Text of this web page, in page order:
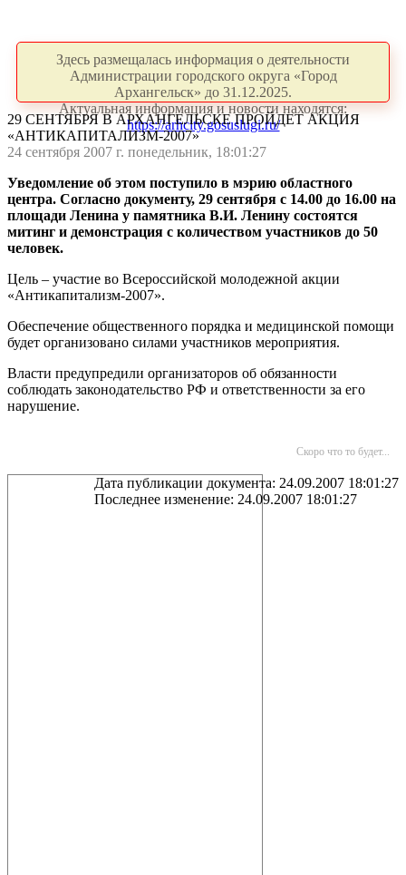
Здесь размещалась информация о деятельности
Администрации городского округа «Город
Архангельск» до 31.12.2025.
Актуальная информация и новости находятся:
https://arhcity.gosuslugi.ru/
29 СЕНТЯБРЯ В АРХАНГЕЛЬСКЕ ПРОЙДЕТ АКЦИЯ
«АНТИКАПИТАЛИЗМ-2007»
24 сентября 2007 г. понедельник, 18:01:27
Уведомление об этом поступило в мэрию областного
центра. Согласно документу, 29 сентября с 14.00 до 16.00 на
площади Ленина у памятника В.И. Ленину состоятся
митинг и демонстрация с количеством участников до 50
человек.
Цель – участие во Всероссийской молодежной акции
«Антикапитализм-2007».
Обеспечение общественного порядка и медицинской помощи
будет организовано силами участников мероприятия.
Власти предупредили организаторов об обязанности
соблюдать законодательство РФ и ответственности за его
нарушение.
Скоро что то будет...
Дата публикации документа: 24.09.2007 18:01:27
Последнее изменение: 24.09.2007 18:01:27